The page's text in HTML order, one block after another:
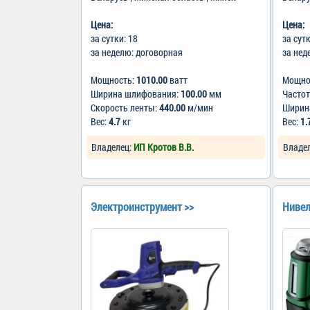
Цена:
за сутки: 18
за неделю: договорная
Мощность: 1010.00ватт
Ширина шлифования: 100.00мм
Скорость ленты:440.00м/мин
Вес:4.7кг
Владелец: ИП Кротов В.В.
Цена:
за
за
Вес:
Электроинструмент >>